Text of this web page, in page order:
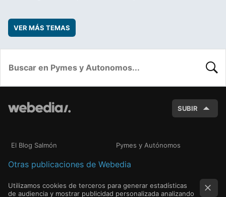
VER MÁS TEMAS
SUBIR
El Blog Salmón Pymes y Autónomos
Otras publicaciones de Webedia
Utilizamos cookies de terceros para generar estadísticas
de audiencia y mostrar publicidad personalizada analizando